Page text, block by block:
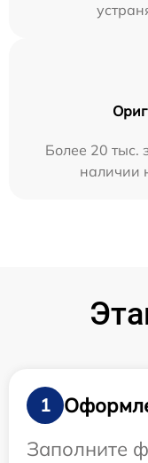
Более 20 тыс.
наличии
1
Заполните